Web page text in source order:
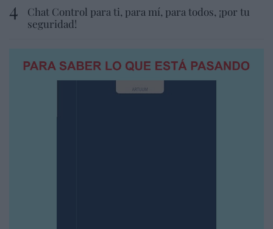
Chat Control para ti, para mí, para todos, ¡por tu
seguridad!